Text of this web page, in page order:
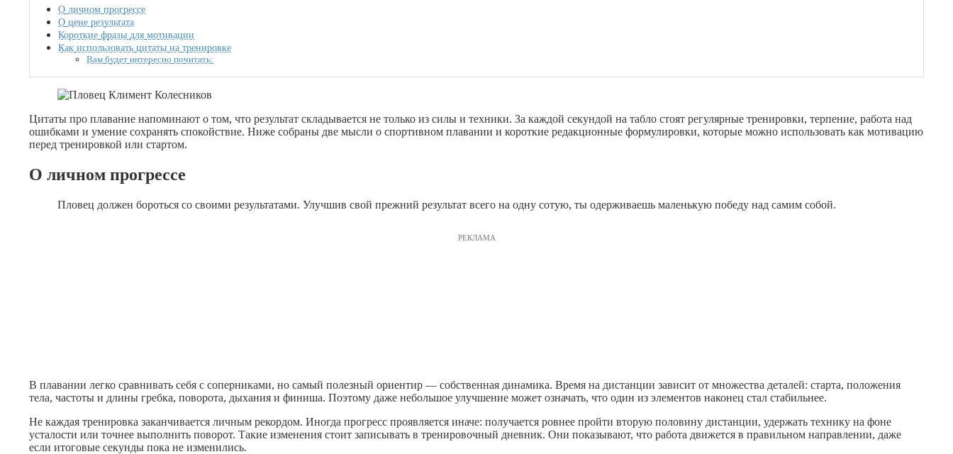
О личном прогрессе
О цене результата
Короткие фразы для мотивации
Как использовать цитаты на тренировке
Вам будет интересно почитать:
Цитаты про плавание напоминают о том, что результат складывается не только из силы и техники. За каждой секундой на табло стоят регулярные тренировки, терпение, работа над
ошибками и умение сохранять спокойствие. Ниже собраны две мысли о спортивном плавании и короткие редакционные формулировки, которые можно использовать как мотивацию
перед тренировкой или стартом.
О личном прогрессе
Пловец должен бороться со своими результатами. Улучшив свой прежний результат всего на одну сотую, ты одерживаешь маленькую победу над самим собой.
РЕКЛАМА
В плавании легко сравнивать себя с соперниками, но самый полезный ориентир — собственная динамика. Время на дистанции зависит от множества деталей: старта, положения
тела, частоты и длины гребка, поворота, дыхания и финиша. Поэтому даже небольшое улучшение может означать, что один из элементов наконец стал стабильнее.
Не каждая тренировка заканчивается личным рекордом. Иногда прогресс проявляется иначе: получается ровнее пройти вторую половину дистанции, удержать технику на фоне
усталости или точнее выполнить поворот. Такие изменения стоит записывать в тренировочный дневник. Они показывают, что работа движется в правильном направлении, даже
если итоговые секунды пока не изменились.